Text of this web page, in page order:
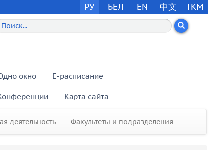
РУ БЕЛ EN 中文 TKM
окно E-расписание
Карта сайта
деятельность Факультеты и подразделения